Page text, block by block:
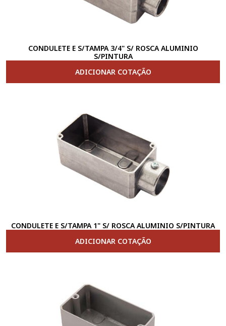
CONDULETE E S/TAMPA 3/4" S/ ROSCA ALUMINIO
S/PINTURA
ADICIONAR COTAÇÃO
CONDULETE E S/TAMPA 1" S/ ROSCA ALUMINIO S/PINTURA
ADICIONAR COTAÇÃO